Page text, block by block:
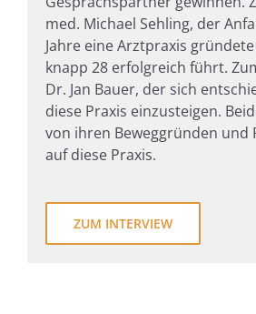
med. Michael Sehling, der
Jahre eine Arztpraxis
knapp 28 erfolgreich führt.
Dr. Jan Bauer, der sich
diese Praxis einzusteigen.
von ihren Beweggründen und
auf diese Praxis.
ZUM INTERVIEW